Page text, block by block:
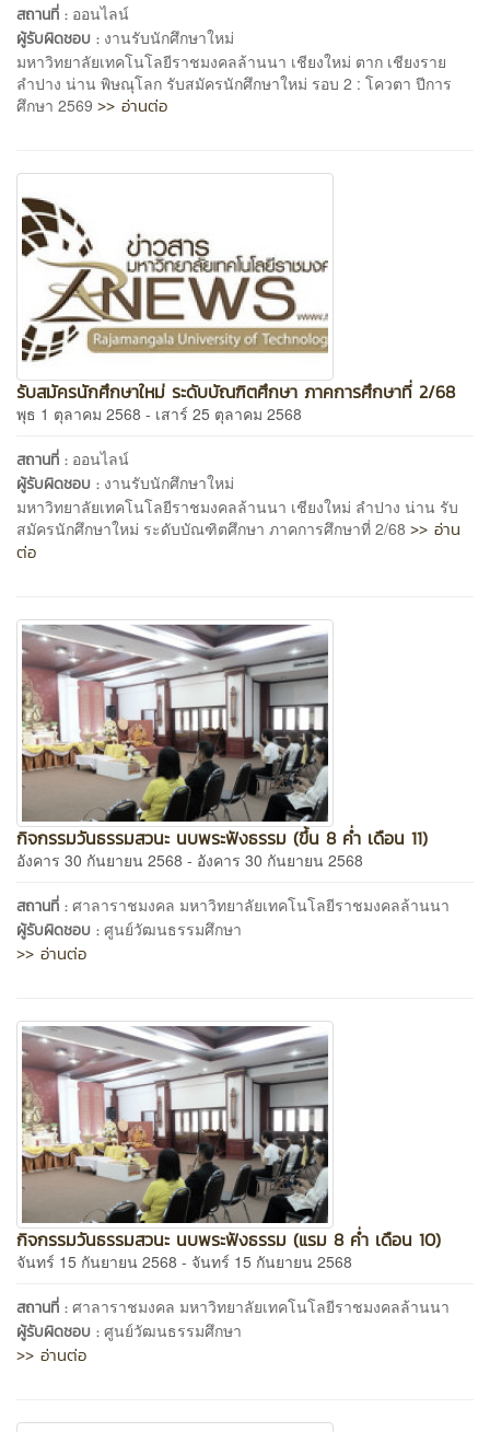
สถานที่ : ออนไลน์
ผู้รับผิดชอบ : งานรับนักศึกษาใหม่
มหาวิทยาลัยเทคโนโลยีราชมงคลล้านนา เชียงใหม่ ตาก เชียงราย
ลำปาง น่าน พิษณุโลก รับสมัครนักศึกษาใหม่ รอบ 2 : โควตา ปีการ
ศึกษา 2569 >> อ่านต่อ
รับสมัครนักศึกษาใหม่ ระดับบัณฑิตศึกษา ภาคการศึกษาที่ 2/68
พุธ 1 ตุลาคม 2568 - เสาร์ 25 ตุลาคม 2568
สถานที่ : ออนไลน์
ผู้รับผิดชอบ : งานรับนักศึกษาใหม่
มหาวิทยาลัยเทคโนโลยีราชมงคลล้านนา เชียงใหม่ ลำปาง น่าน รับ
สมัครนักศึกษาใหม่ ระดับบัณฑิตศึกษา ภาคการศึกษาที่ 2/68 >> อ่าน
ต่อ
กิจกรรมวันธรรมสวนะ นบพระฟังธรรม (ขึ้น 8 ค่ำ เดือน 11)
อังคาร 30 กันยายน 2568 - อังคาร 30 กันยายน 2568
สถานที่ : ศาลาราชมงคล มหาวิทยาลัยเทคโนโลยีราชมงคลล้านนา
ผู้รับผิดชอบ : ศูนย์วัฒนธรรมศึกษา
>> อ่านต่อ
กิจกรรมวันธรรมสวนะ นบพระฟังธรรม (แรม 8 ค่ำ เดือน 10)
จันทร์ 15 กันยายน 2568 - จันทร์ 15 กันยายน 2568
สถานที่ : ศาลาราชมงคล มหาวิทยาลัยเทคโนโลยีราชมงคลล้านนา
ผู้รับผิดชอบ : ศูนย์วัฒนธรรมศึกษา
>> อ่านต่อ